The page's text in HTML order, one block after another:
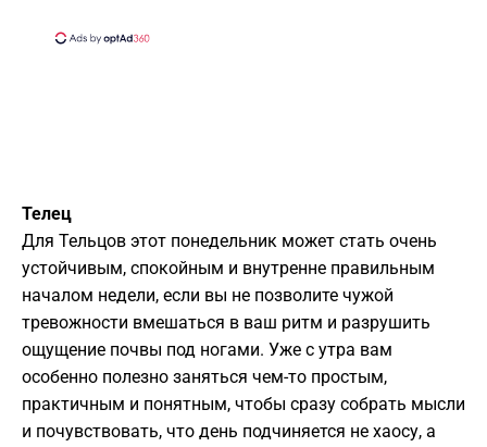
Телец
Для Тельцов этот понедельник может стать очень
устойчивым, спокойным и внутренне правильным
началом недели, если вы не позволите чужой
тревожности вмешаться в ваш ритм и разрушить
ощущение почвы под ногами. Уже с утра вам
особенно полезно заняться чем-то простым,
практичным и понятным, чтобы сразу собрать мысли
и почувствовать, что день подчиняется не хаосу, а